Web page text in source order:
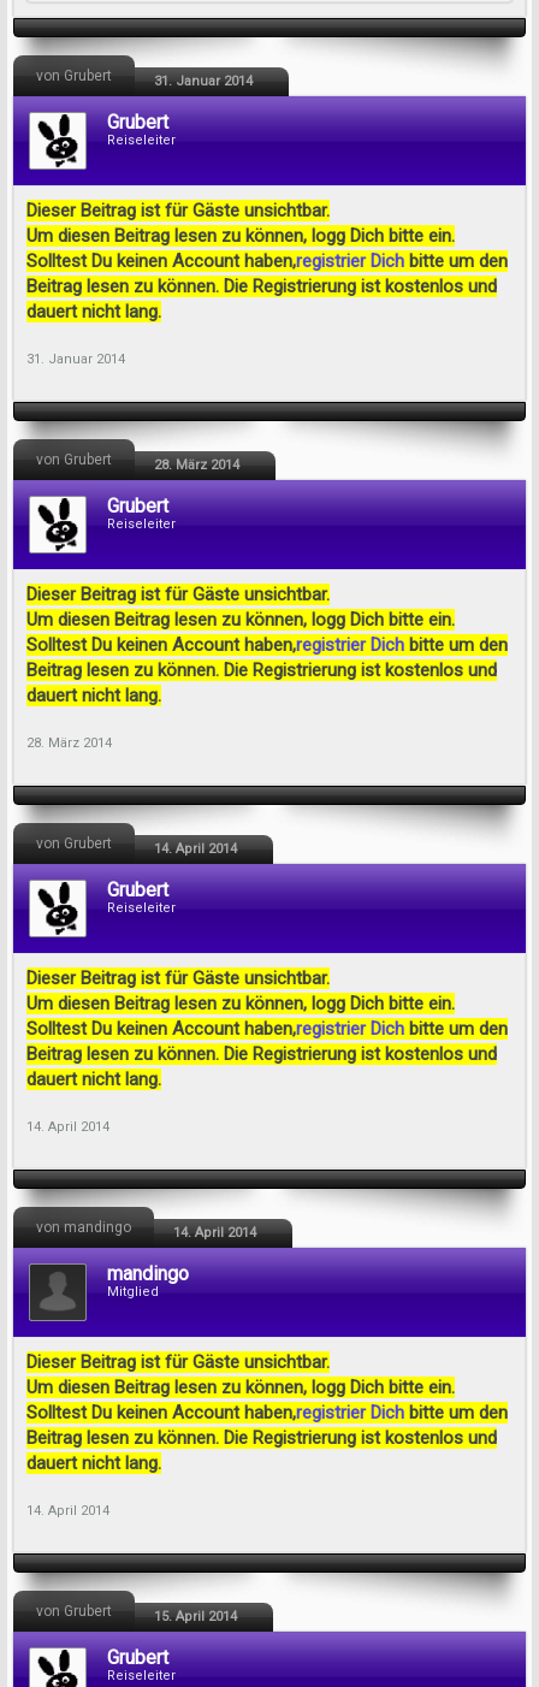
von Grubert 31. Januar 2014
Grubert
Reiseleiter
Dieser Beitrag ist für Gäste unsichtbar.
Um diesen Beitrag lesen zu können, logg Dich bitte ein.
Solltest Du keinen Account haben,registrier Dich bitte um den
Beitrag lesen zu können. Die Registrierung ist kostenlos und
dauert nicht lang.
31. Januar 2014
von Grubert 28. März 2014
Grubert
Reiseleiter
Dieser Beitrag ist für Gäste unsichtbar.
Um diesen Beitrag lesen zu können, logg Dich bitte ein.
Solltest Du keinen Account haben,registrier Dich bitte um den
Beitrag lesen zu können. Die Registrierung ist kostenlos und
dauert nicht lang.
28. März 2014
von Grubert 14. April 2014
Grubert
Reiseleiter
Dieser Beitrag ist für Gäste unsichtbar.
Um diesen Beitrag lesen zu können, logg Dich bitte ein.
Solltest Du keinen Account haben,registrier Dich bitte um den
Beitrag lesen zu können. Die Registrierung ist kostenlos und
dauert nicht lang.
14. April 2014
von mandingo 14. April 2014
mandingo
Mitglied
Dieser Beitrag ist für Gäste unsichtbar.
Um diesen Beitrag lesen zu können, logg Dich bitte ein.
Solltest Du keinen Account haben,registrier Dich bitte um den
Beitrag lesen zu können. Die Registrierung ist kostenlos und
dauert nicht lang.
14. April 2014
von Grubert 15. April 2014
Grubert
Reiseleiter